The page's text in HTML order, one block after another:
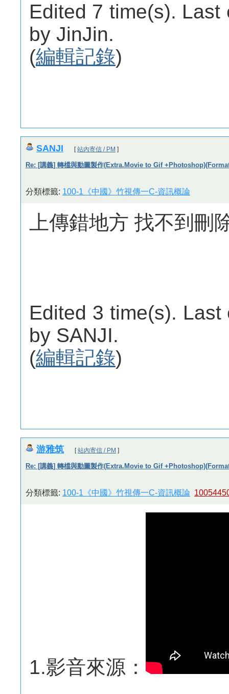
Edited 7 time(s). Last
by JinJin.
(編輯記錄)
SANJI [站內寄信 / PM ]
Re: [講義] 轉檔與動圖製作(Extra.Movie to Gif
分類標籤: 100-1《中國》竹視傳一C-資訊概論
上傳錯地方 找不到刪
Edited 3 time(s). Last
by SANJI.
(編輯記錄)
游雅筑 [站內寄信 / PM ]
Re: [講義] 轉檔與動圖製作(Extra.Movie to Gif
分類標籤: 100-1《中國》竹視傳一C-資訊概論
1.影音來源：